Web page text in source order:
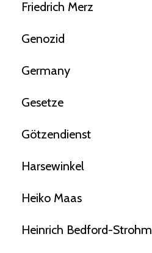
Friedrich Merz
Genozid
Germany
Gesetze
Götzendienst
Harsewinkel
Heiko Maas
Heinrich Bedford-Strohm